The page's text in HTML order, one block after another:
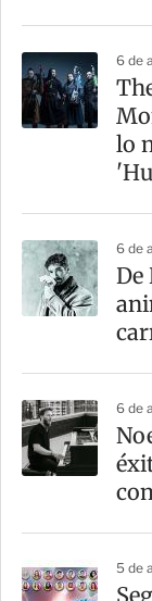
6 de
lo
6 de
De
6 de
5 de